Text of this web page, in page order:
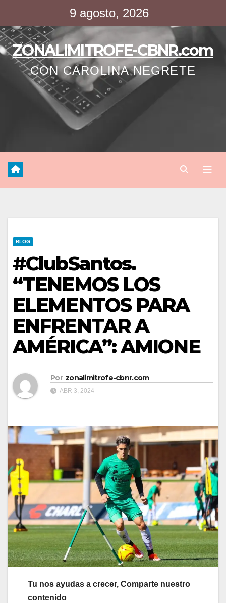
contenido
9 agosto, 2026
ZONALIMITROFE-CBNR.com
CON CAROLINA NEGRETE
BLOG
#ClubSantos.
“TENEMOS LOS
ELEMENTOS PARA
ENFRENTAR A
AMÉRICA”: AMIONE
Por zonalimitrofe-cbnr.com
ABR 3, 2024
Tu nos ayudas a crecer, Comparte nuestro
contenido